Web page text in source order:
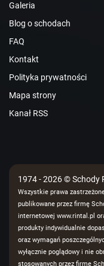
Galeria
Blog o schodach
FAQ
Kontakt
Polityka prywatności
Mapa strony
Kanał RSS
1974 - 2026 © Schody
Wszystkie prawa
publikowane przez firmę
internetowej www.rintal.pl
produkty indywidualnie
oraz wymagań
wyłącznie poglądowy i nie
stosowanych przez firmę